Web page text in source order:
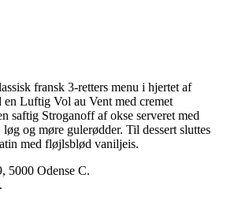
fransk 3-retters menu i hjertet af
en Luftig Vol au Vent med cremet
saftig Stroganoff af okse serveret med
og møre gulerødder. Til dessert sluttes
med fløjlsblød vaniljeis.
5000 Odense C.